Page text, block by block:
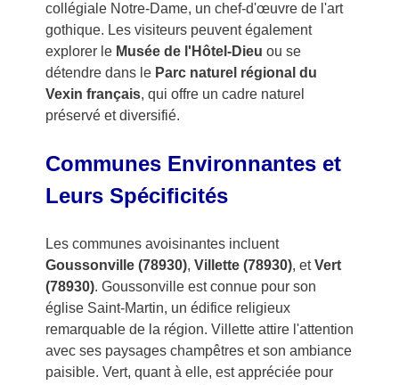
collégiale Notre-Dame, un chef-d'œuvre de l'art
gothique. Les visiteurs peuvent également
explorer le Musée de l'Hôtel-Dieu ou se
détendre dans le Parc naturel régional du
Vexin français, qui offre un cadre naturel
préservé et diversifié.
Communes Environnantes et
Leurs Spécificités
Les communes avoisinantes incluent
Goussonville (78930), Villette (78930), etVert
(78930). Goussonville est connue pour son
église Saint-Martin, un édifice religieux
remarquable de la région. Villette attire l'attention
avec ses paysages champêtres et son ambiance
paisible. Vert, quant à elle, est appréciée pour